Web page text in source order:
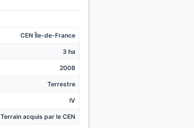
CEN Île-de-France
3 ha
2008
Terrestre
IV
Terrain acquis par le CEN